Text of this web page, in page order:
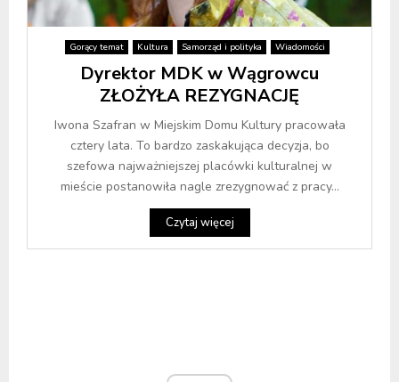
Gorący temat Kultura Samorząd i polityka Wiadomości
Dyrektor MDK w Wągrowcu
ZŁOŻYŁA REZYGNACJĘ
Iwona Szafran w Miejskim Domu Kultury pracowała
cztery lata. To bardzo zaskakująca decyzja, bo
szefowa najważniejszej placówki kulturalnej w
mieście postanowiła nagle zrezygnować z pracy...
Czytaj więcej